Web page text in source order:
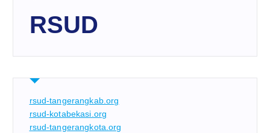
RSUD
rsud-tangerangkab.org
rsud-kotabekasi.org
rsud-tangerangkota.org